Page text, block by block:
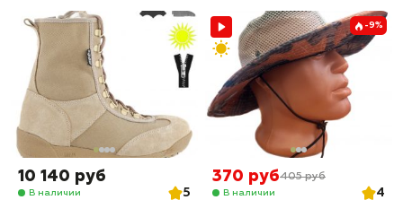
10 140 руб
В наличии
5
-9%
370 руб405 руб
В наличии
4